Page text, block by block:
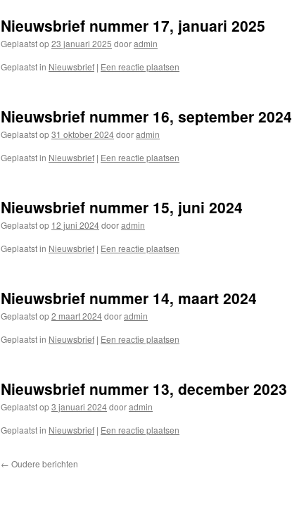
Nieuwsbrief nummer 17, januari 2025
Geplaatst op23 januari 2025 dooradmin
Geplaatst in Nieuwsbrief | Een reactie plaatsen
Nieuwsbrief nummer 16, september 2024
Geplaatst op31 oktober 2024dooradmin
Geplaatst in Nieuwsbrief | Een reactie plaatsen
Nieuwsbrief nummer 15, juni 2024
Geplaatst op 12 juni 2024dooradmin
Geplaatst in Nieuwsbrief | Een reactie plaatsen
Nieuwsbrief nummer 14, maart 2024
Geplaatst op2 maart 2024dooradmin
Geplaatst in Nieuwsbrief | Een reactie plaatsen
Nieuwsbrief nummer 13, december 2023
Geplaatst op3 januari 2024dooradmin
Geplaatst in Nieuwsbrief | Een reactie plaatsen
← Oudere berichten